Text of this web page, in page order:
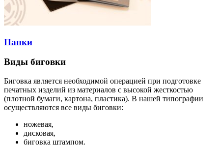
Папки
Виды биговки
Биговка является необходимой операцией при подготовке
печатных изделий из материалов с высокой жесткостью
(плотной бумаги, картона, пластика). В нашей типографии
осуществляются все виды биговки:
ножевая,
дисковая,
биговка штампом.